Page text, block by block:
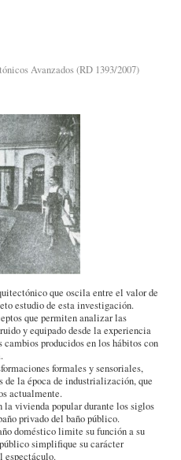
Avanzados (RD 1393/2007)
que oscila entre el valor de
estudio de esta investigación.
que permiten analizar las
y equipado desde la experiencia
producidos en los hábitos con
formales y sensoriales,
de la época de industrialización, que
actualmente.
vivienda popular durante los siglos
privado del baño público.
doméstico limite su función a su
simplifique su carácter
espectáculo.